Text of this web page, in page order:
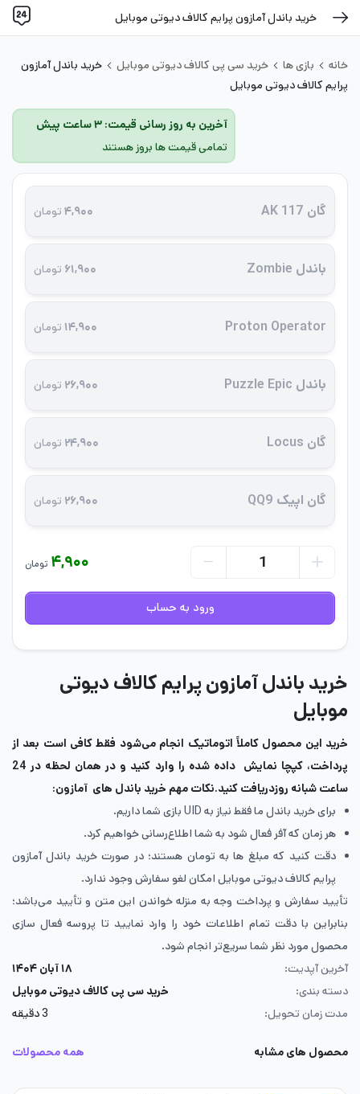
خرید باندل آمازون پرایم کالاف دیوتی موبایل
خانه بازی ها خرید سی پی کالاف دیوتی موبایل
خرید باندل آمازون
پرایم کالاف دیوتی موبایل
خرید باندل آمازون پرایم کالاف دیوتی
موبایل
خرید این محصول کاملاً اتوماتیک انجام می‌شود فقط کافی است بعد از
پرداخت، کپچا نمایش داده شده را وارد کنید و در همان لحظه در 24
ساعت شبانه روزدریافت کنید.نکات مهم خرید باندل های آمازون:
برای خرید باندل ما فقط نیاز به UID بازی شما داریم.
هر زمان که آفر فعال شود به شما اطلاع‌رسانی خواهیم کرد.
دقت کنید که مبلغ ها به تومان هستند؛ در صورت خرید باندل آمازون
پرایم کالاف دیوتی موبایل امکان لغو سفارش وجود ندارد.
تأیید سفارش و پرداخت وجه به منزله خواندن این متن و تأیید می‌باشد؛
بنابراین با دقت تمام اطلاعات خود را وارد نمایید تا پروسه فعال سازی
محصول مورد نظر شما سریع‌تر انجام شود.
آخرین آپدیت:
۱۸ آبان ۱۴۰۴
دسته بندی:
خرید سی پی کالاف دیوتی موبایل
مدت زمان تحویل:
3 دقیقه
آخرین به روز رسانی قیمت: ۳ ساعت پیش
تمامی قیمت ها بروز هستند
گان AK 117 ۴,۹۰۰ تومان
باندل Zombie ۶۱,۹۰۰ تومان
Proton Operator ۱۴,۹۰۰ تومان
باندل Puzzle Epic ۲۶,۹۰۰ تومان
گان Locus ۲۴,۹۰۰ تومان
گان اپیک QQ9 ۲۶,۹۰۰ تومان
۴,۹۰۰ تومان
ورود به حساب
محصول های مشابه همه محصولات